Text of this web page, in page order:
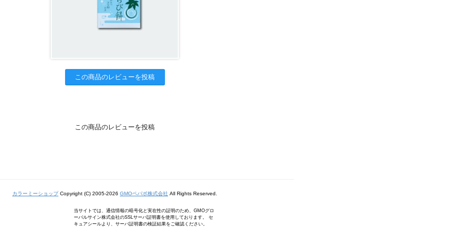
この商品のレビューを投稿
この商品のレビューを投稿
カラーミーショップCopyright (C) 2005-2026 GMOペパボ株式会社 All Rights Reserved.
当サイトでは、通信情報の暗号化と実在性の証明のため、GMOグロ
ーバルサイン株式会社のSSLサーバ証明書を使用しております。 セ
キュアシールより、サーバ証明書の検証結果をご確認ください。